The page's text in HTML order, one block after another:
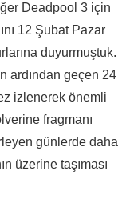
Deadpool 3 için
12 Şubat Pazar
duyurmuştuk.
ardından geçen 24
izlenerek önemli
fragmanı
günlerde daha
üzerine taşıması